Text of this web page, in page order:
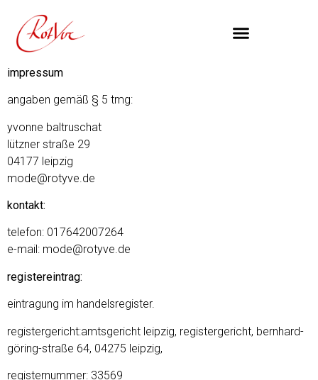
springen
impressum
angaben gemäß § 5 tmg:
yvonne baltruschat
lützner straße 29
04177 leipzig
mode@rotyve.de
kontakt:
telefon: 017642007264
e-mail: mode@rotyve.de
registereintrag:
eintragung im handelsregister.
registergericht:amtsgericht leipzig, registergericht, bernhard-
göring-straße 64, 04275 leipzig,
registernummer: 33569